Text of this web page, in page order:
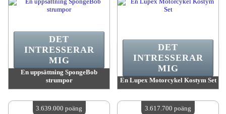
En uppsättning SpongeBob
strumpor
Antal tillgängliga:4
DET
INTRESSERAR
MIG
En Lupex Motorcykel Kostym Set
Antal tillgängliga:4
DET
INTRESSERAR
MIG
3.639.000 poäng 3.617.700 poäng